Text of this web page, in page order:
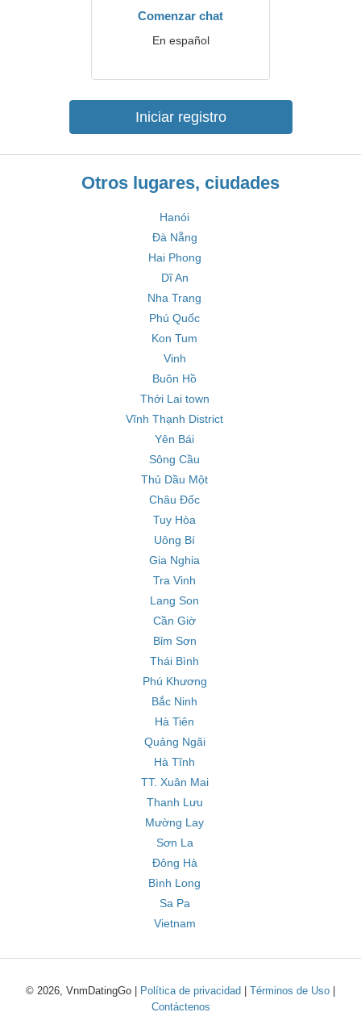
Comenzar chat
En español
Iniciar registro
Otros lugares, ciudades
Hanói
Đà Nẵng
Hai Phong
Dĩ An
Nha Trang
Phú Quốc
Kon Tum
Vinh
Buôn Hồ
Thới Lai town
Vĩnh Thạnh District
Yên Bái
Sông Cầu
Thủ Dầu Một
Châu Đốc
Tuy Hòa
Uông Bí
Gia Nghia
Tra Vinh
Lang Son
Cần Giờ
Bỉm Sơn
Thái Bình
Phú Khương
Bắc Ninh
Hà Tiên
Quảng Ngãi
Hà Tĩnh
TT. Xuân Mai
Thanh Lưu
Mường Lay
Sơn La
Đông Hà
Bình Long
Sa Pa
Vietnam
© 2026, VnmDatingGo | Política de privacidad Términos de Uso
Contáctenos